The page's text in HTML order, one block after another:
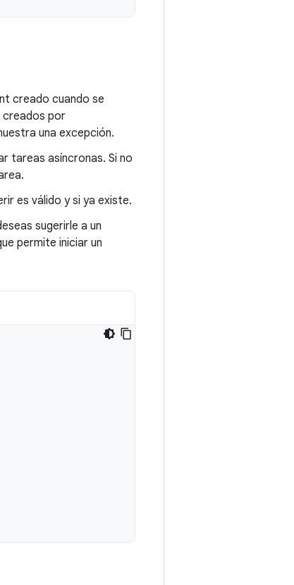
creado cuando se
creados por
una excepción.
tareas asíncronas. Si no
es válido y si ya existe.
sugerirle a un
permite iniciar un